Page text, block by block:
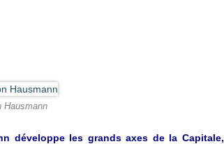
Hausmann
développe les grands axes de la Capitale,